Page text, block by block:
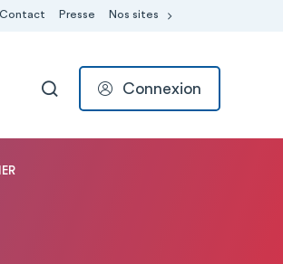
Contact Presse Nos sites
RECHERCHER
Connexion